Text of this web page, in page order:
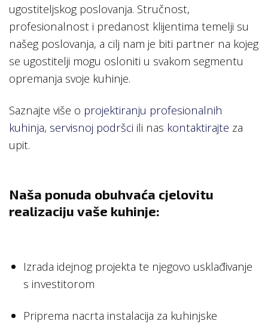
ugostiteljskog poslovanja. Stručnost,
profesionalnost i predanost klijentima temelji su
našeg poslovanja, a cilj nam je biti partner na kojeg
se ugostitelji mogu osloniti u svakom segmentu
opremanja svoje kuhinje.
Saznajte više o projektiranju profesionalnih
kuhinja, servisnoj podršci ili nas kontaktirajte za
upit.
Naša ponuda obuhvaća cjelovitu
realizaciju vaše kuhinje:
Izrada idejnog projekta te njegovo usklađivanje
s investitorom
Priprema nacrta instalacija za kuhinjske